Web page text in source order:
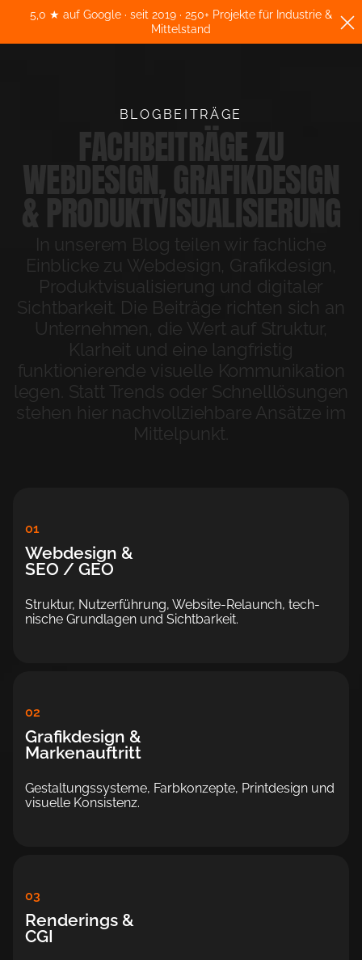
5,0 ★ auf Google · seit 2019 · 250+ Projekte für Industrie &
Mittelstand
BLOGBEITRÄGE
FACHBEITRÄGE ZU
WEBDESIGN, GRAFIKDESIGN
& PRODUKTVISUALISIERUNG
In unserem Blog teilen wir fachliche
Einblicke zu Webdesign, Grafikdesign,
Produktvisualisierung und digitaler
Sichtbarkeit. Die Beiträge richten sich an
Unternehmen, die Wert auf Struktur,
Klarheit und eine langfristig
funktionierende visuelle Kommunikation
legen. Statt Trends oder Schnelllösungen
stehen hier nachvollziehbare Ansätze im
Mittelpunkt.
01
Webdesign &
SEO / GEO
Struktur, Nutzer­führung, Website-Relaunch, tech­
nische Grund­lagen und Sichtbarkeit.
02
Grafikdesign &
Markenauftritt
Gestaltungs­­systeme, Farb­­konzepte, Print­de­sign und
visuelle Kon­sis­tenz.
03
Renderings &
CGI